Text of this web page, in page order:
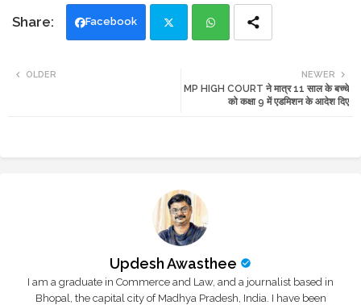
Facebook
ats
NEWER
MP HIGH COURT ने मात्र 11 साल के बच्चे
को कक्षा 9 में एडमिशन के आदेश दिए
OLDER
Updesh Awasthee
I am a graduate in Commerce and Law, and a journalist based in
Bhopal, the capital city of Madhya Pradesh, India. I have been